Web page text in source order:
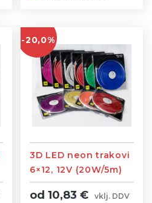
-20,0%
3D LED neon trakovi
6×12, 12V (20W/5m)
(različne barve)
od 10,83 € vklj. DDV